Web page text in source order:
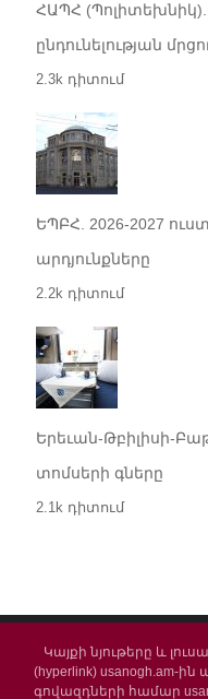
ՀԱՊՀ (Պոլիտեխնիկ).
ընդունելության
2.3k դիտում
ԵՊԲՀ. 2026-2027
արդյունքները
2.2k դիտում
Երեւան-Թբիլիսի-
տոմսերի գները
2.1k դիտում
Կայքի նյութերը և
(hyperlink) usanogh.am-
գովազդների համար